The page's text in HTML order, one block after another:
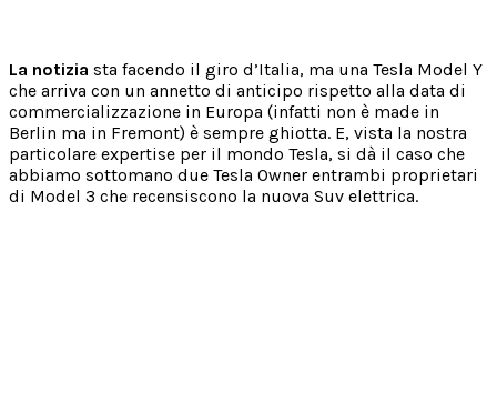
La notizia sta facendo il giro d’Italia, ma una Tesla Model Y
che arriva con un annetto di anticipo rispetto alla data di
commercializzazione in Europa (infatti non è made in
Berlin ma in Fremont) è sempre ghiotta. E, vista la nostra
particolare expertise per il mondo Tesla, si dà il caso che
abbiamo sottomano due Tesla Owner entrambi proprietari
di Model 3 che recensiscono la nuova Suv elettrica.